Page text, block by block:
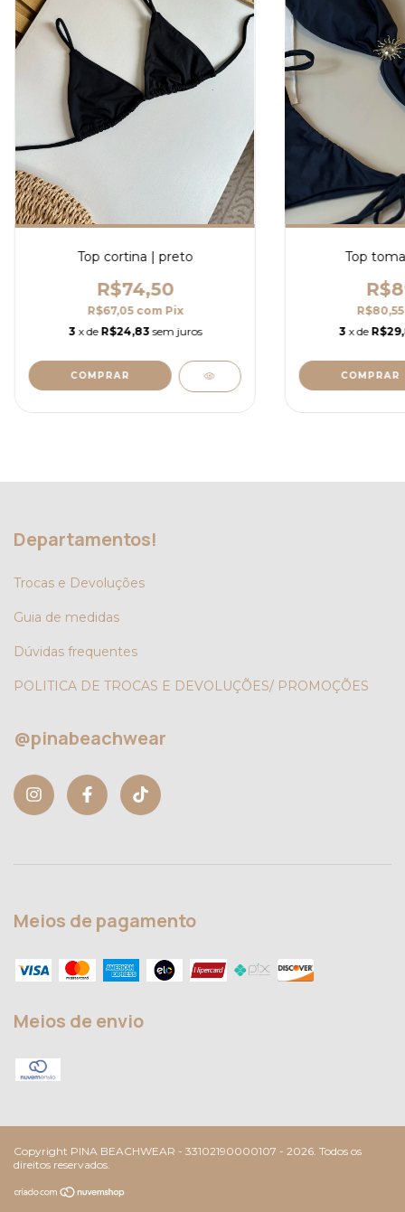
Top cortina | preto
R$74,50
R$67,05 com Pix
3 x de R$24,83 sem juros
COMPRAR
Top
3 x de
COMPRAR
Departamentos!
Trocas e Devoluções
Guia de medidas
Dúvidas frequentes
POLITICA DE TROCAS E DEVOLUÇÕES/ PROMOÇÕES
@pinabeachwear
Meios de pagamento
Meios de envio
Copyright PINA BEACHWEAR - 33102190000107 - 2026. Todos os
direitos reservados.